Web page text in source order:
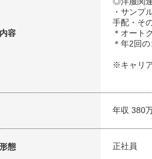
容
・サンプ
手配・そ
＊オート
＊年2回
※キャリ
年収 380
態 正社員